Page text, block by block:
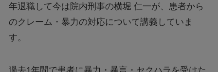
年退職して今は院内刑事の横堀 仁一が、患者から
のクレーム・暴力の対応について講義していま
す。